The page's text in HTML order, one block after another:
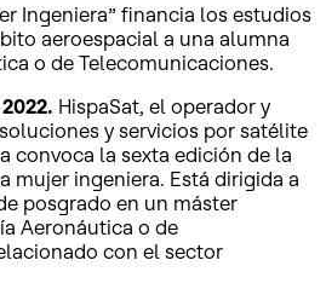
Ingeniera” financia los estudios
aeroespacial a una alumna
o de Telecomunicaciones.
HispaSat, el operador y
y servicios por satélite
convoca la sexta edición de la
mujer ingeniera. Está dirigida a
posgrado en un máster
Aeronáutica o de
con el sector